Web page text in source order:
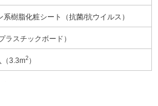
系樹脂化粧シート（抗菌/抗ウイルス）
ラスチックボード）
（3.3m2 ）